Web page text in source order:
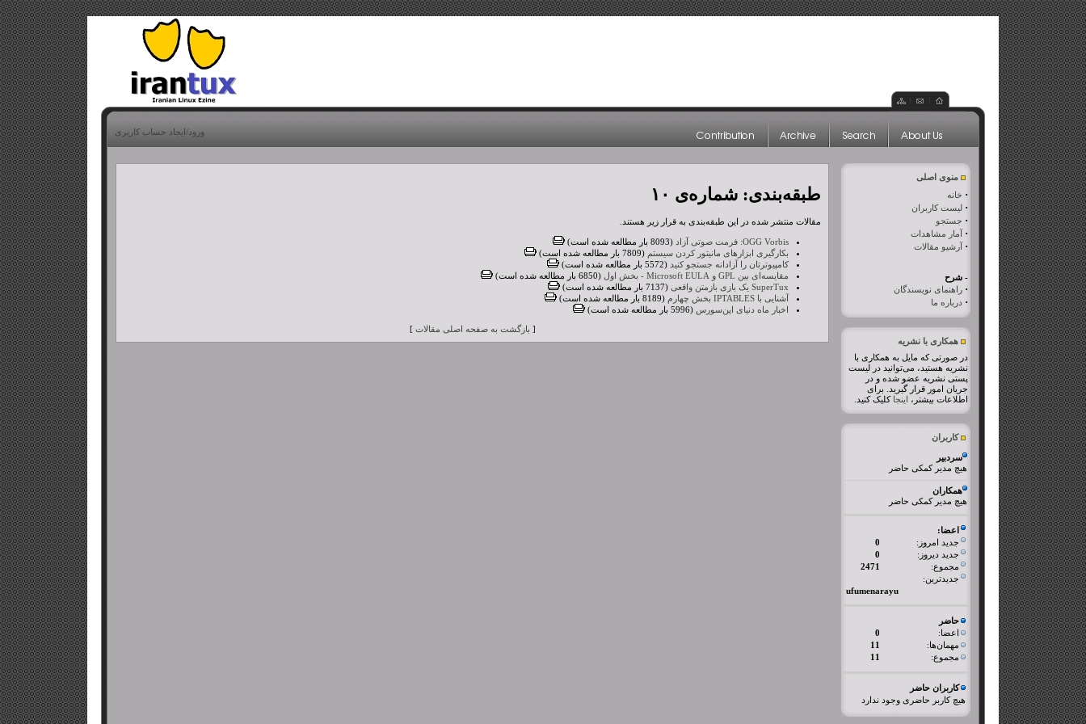
ورود/ایجاد حساب کاربری
منوی اصلی
· خانه
· لیست کاربران
· جستجو
· آمار مشاهدات
· آرشیو مقالات
- شرح
· راهنمای نویسندگان
· درباره ما
همکاری با نشریه
در صورتی که مایل به همکاری با
نشریه هستید، می‌توانید در لیست
پستی نشریه عضو شده و در
جریان امور قرار گیرید. برای
اطلاعات بیشتر، اینجا کلیک کنید.
کاربران
سردبیر
هیچ مدیر کمکی حاضر
همکاران
هیچ مدیر کمکی حاضر
اعضا:
جدید امروز:
0
جدید دیروز:
0
مجموع:
2471
جدیدترین:
ufumenarayu
حاضر
اعضا:
0
مهمان‌ها:
11
مجموع:
11
کاربران حاضر
هیچ کاربر حاضری وجود ندارد
طبقه‌بندی: شماره‌ی ۱۰
مقالات منتشر شده در این طبقه‌بندی به قرار زیر هستند.
OGG Vorbis: فرمت صوتی آزاد
(8093 بار مطالعه شده است)
بکارگیری ابزارهای مانیتور کردن سیستم (7809 بار مطالعه شده است)
کامپیوترتان را آزادانه جستجو کنید (5572 بار مطالعه شده است)
مقایسه‌ای بین GPL و Microsoft EULA - بخش اول
(6850 بار مطالعه شده است)
SuperTux یک بازی بازمتن واقعی
(7137 بار مطالعه شده است)
آشنایی با IPTABLES بخش چهارم
(8189 بار مطالعه شده است)
اخبار ماه دنیای اپن‌سورس (5996 بار مطالعه شده است)
[ بازگشت به صفحه اصلی مقالات ]